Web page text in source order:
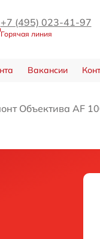
+7 (495) 023-41-97
Горячая линия
Вакансии
Объектива AF